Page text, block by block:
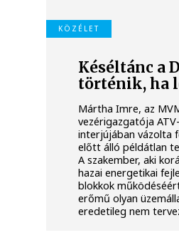
KÖZÉLET
Késéltánc a
történik, ha
Mártha Imre, az
vezérigazgatója
interjújában vázolta
előtt álló példátlan
A szakember, aki
hazai energetikai
blokkok
erőmű olyan
eredetileg nem